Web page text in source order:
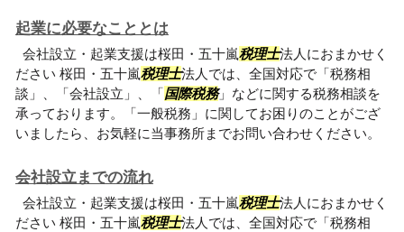
起業に必要なこととは
会社設立・起業支援は桜田・五十嵐税理士法人におまかせく
ださい 桜田・五十嵐税理士法人では、全国対応で「税務相
談」、「会社設立」、「国際税務」などに関する税務相談を
承っております。「一般税務」に関してお困りのことがござ
いましたら、お気軽に当事務所までお問い合わせください。
会社設立までの流れ
会社設立・起業支援は桜田・五十嵐税理士法人におまかせく
ださい 桜田・五十嵐税理士法人では、全国対応で「税務相